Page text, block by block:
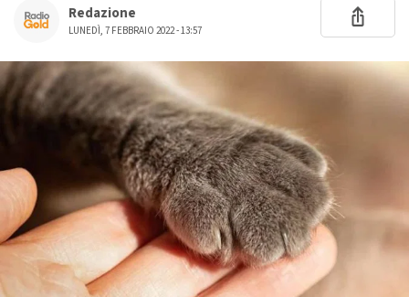
Redazione
LUNEDÌ, 7 FEBBRAIO 2022 - 13:57